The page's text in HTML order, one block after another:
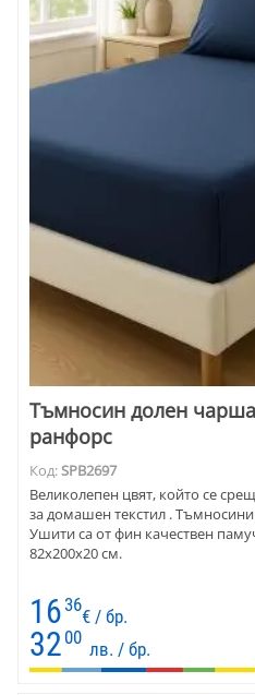
Тъмносин долен
ранфорс
Код:SPB2697
Великолепен цвят, който се
за домашен текстил .
Ушити са от фин качествен
82х200х20 см.
16 36
€ / бр.
32 00
лв. / бр.